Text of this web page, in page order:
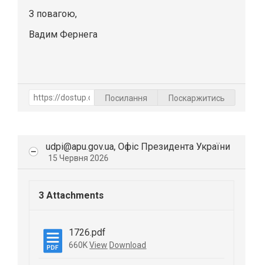
З повагою,
Вадим Фернега
Посилання Поскаржитись
udpi@apu.gov.ua, Офіс Президента України
15 Червня 2026
3 Attachments
1726.pdf
660KView Download